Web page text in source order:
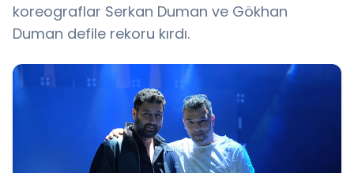
koreograflar Serkan Duman ve Gökhan
Duman defile rekoru kırdı.